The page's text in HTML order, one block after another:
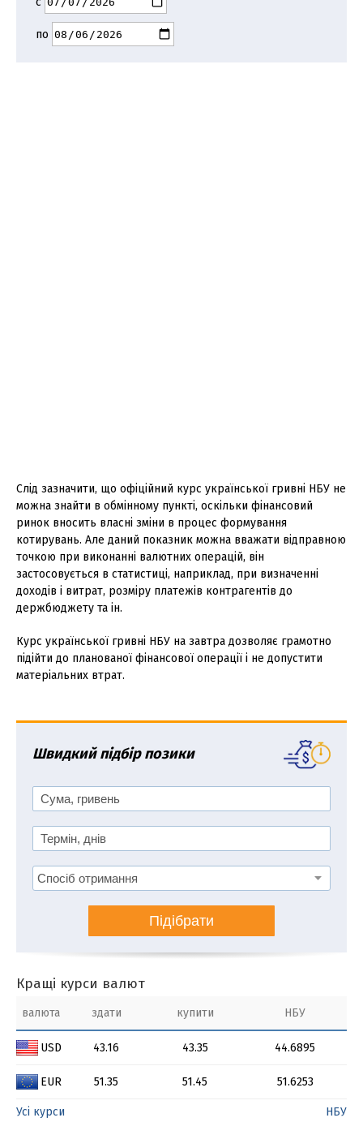
по
Слід зазначити, що офіційний курс української гривні НБУ не
можна знайти в обмінному пункті, оскільки фінансовий
ринок вносить власні зміни в процес формування
котирувань. Але даний показник можна вважати відправною
точкою при виконанні валютних операцій, він
застосовується в статистиці, наприклад, при визначенні
доходів і витрат, розміру платежів контрагентів до
держбюджету та ін.
Курс української гривні НБУ на завтра дозволяє грамотно
підійти до планованої фінансової операції і не допустити
матеріальних втрат.
Швидкий підбір позики
Підібрати
Кращі курси валют
валюта здати купити НБУ
USD 43.16 43.35 44.6895
EUR 51.35 51.45 51.6253
Усі курси НБУ